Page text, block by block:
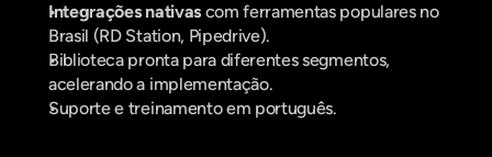
Integrações nativas com ferramentas populares no
Brasil (RD Station, Pipedrive).
Biblioteca pronta para diferentes segmentos,
acelerando a implementação.
Suporte e treinamento em português.